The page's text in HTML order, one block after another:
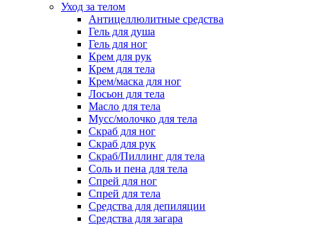
Уход за телом
Антицеллюлитные средства
Гель для душа
Гель для ног
Крем для рук
Крем для тела
Крем/маска для ног
Лосьон для тела
Масло для тела
Мусс/молочко для тела
Скраб для ног
Скраб для рук
Скраб/Пиллинг для тела
Соль и пена для тела
Спрей для ног
Спрей для тела
Средства для депиляции
Средства для загара